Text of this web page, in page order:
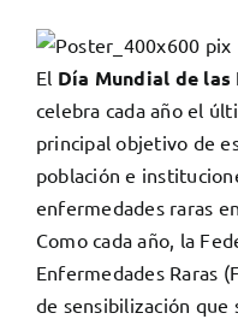
El Día Mundial de las
celebra cada año el
principal objetivo de
población e
enfermedades raras
Como cada año, la
Enfermedades Raras
de sensibilización